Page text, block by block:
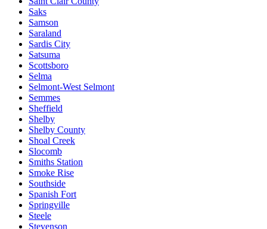
Saks
Samson
Saraland
Sardis City
Satsuma
Scottsboro
Selma
Selmont-West Selmont
Semmes
Sheffield
Shelby
Shelby County
Shoal Creek
Slocomb
Smiths Station
Smoke Rise
Southside
Spanish Fort
Springville
Steele
Stevenson